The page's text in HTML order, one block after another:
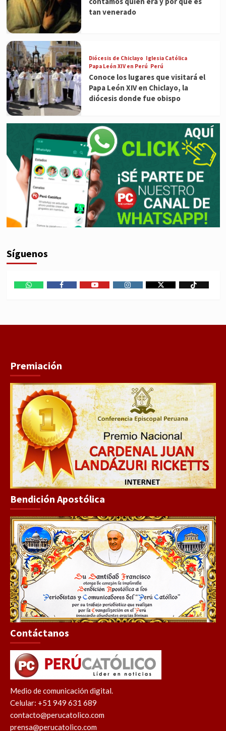
tan venerado
Diócesis de Chiclayo Iglesia Católica
Papa León XIV en Perú Perú
Conoce los lugares que visitará el
Papa León XIV en Chiclayo, la
diócesis donde fue obispo
Síguenos
Premiación
Bendición Apostólica
Contáctanos
Medio de comunicación digital.
Celular: +51 949 631 689
contacto@perucatolico.com
prensa@perucatolico.com